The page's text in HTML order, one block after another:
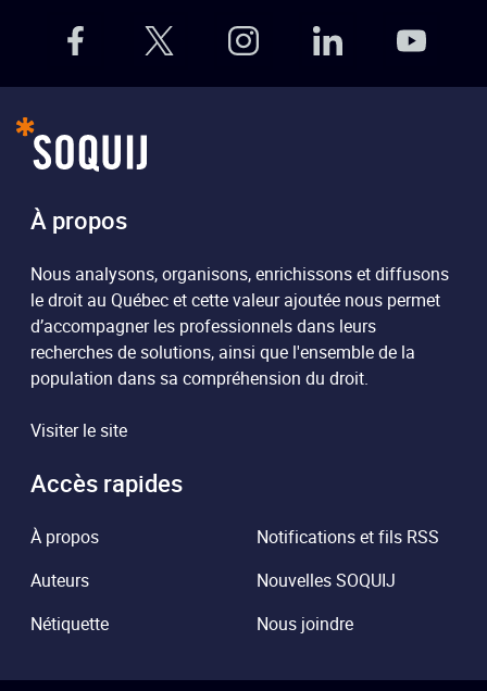
À propos
Nous analysons, organisons, enrichissons et diffusons
le droit au Québec et cette valeur ajoutée nous permet
d’accompagner les professionnels dans leurs
recherches de solutions, ainsi que l'ensemble de la
population dans sa compréhension du droit.
Visiter le site
Accès rapides
À propos
Auteurs
Nétiquette
Notifications et fils RSS
Nouvelles SOQUIJ
Nous joindre